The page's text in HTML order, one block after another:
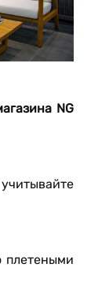
NG
плетеными